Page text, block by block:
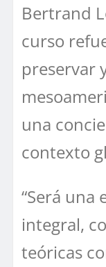
Bertrand
curso
preservar
una
contexto
“Será una
integral,
teóricas